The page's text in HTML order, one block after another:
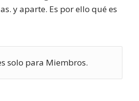
y aparte. Es por ello qué es
solo para Miembros.